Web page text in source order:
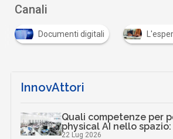
Canali
Documenti digitali
InnovAttori
Quali competenze per
physical AI nello
22 Lug 2026